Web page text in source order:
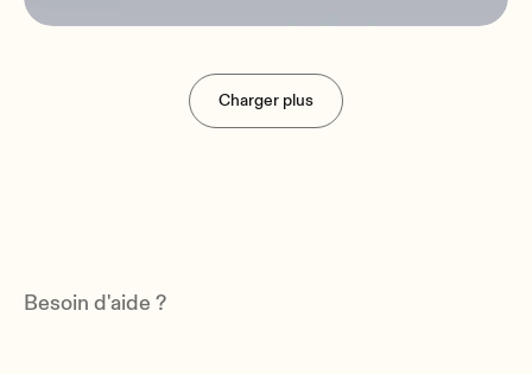
Remote Wall Attenuator
Charger plus
Besoin d'aide ?